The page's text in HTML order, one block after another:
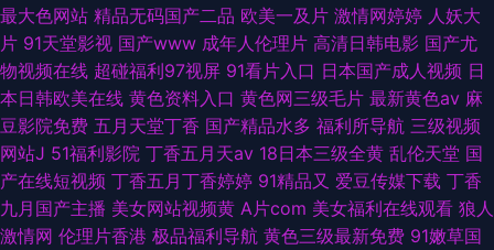
最大色网站 精品无码国产二品 欧美一及片 激情网婷婷 人妖大
片 91天堂影视 国产www 成年人伦理片 高清日韩电影 国产尤
物视频在线 超碰福利97视屏 91看片入口 日本国产成人视频 日
本日韩欧美在线 黄色资料入口 黄色网三级毛片 最新黄色av 麻
豆影院免费 五月天堂丁香 国产精品水多 福利所导航 三级视频
网站J 51福利影院 丁香五月天av 18日本三级全黄 乱伦天堂 国
产在线短视频 丁香五月丁香婷婷 91精品又 爱豆传媒下载 丁香
九月国产主播 美女网站视频黄 A片com 美女福利在线观看 狼人
激情网 伦理片香港 极品福利导航 黄色三级最新免费 91嫩草国